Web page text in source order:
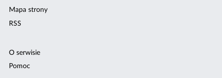
Mapa strony
RSS
O serwisie
Pomoc